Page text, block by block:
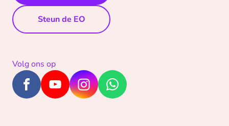
Steun de EO
Volg ons op